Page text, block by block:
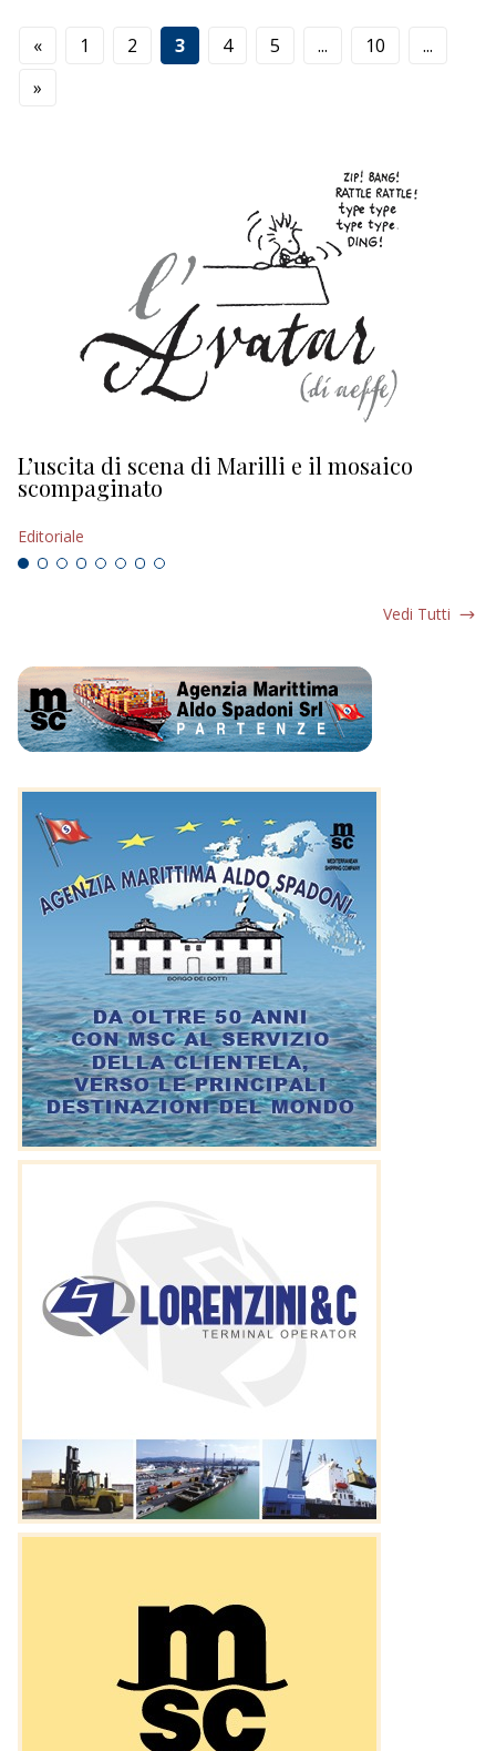
« 1 2 3 4 5 ... 10
...
»
L’uscita di scena di Marilli e il mosaico
scompaginato
Editoriale
Vedi Tutti